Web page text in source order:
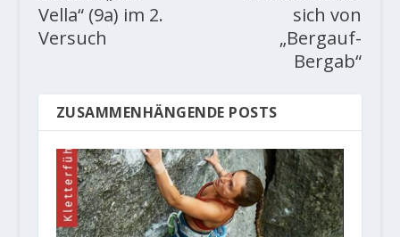
Vella“ (9a) im 2.
Versuch
sich von
„Bergauf-
Bergab“
ZUSAMMENHÄNGENDE POSTS